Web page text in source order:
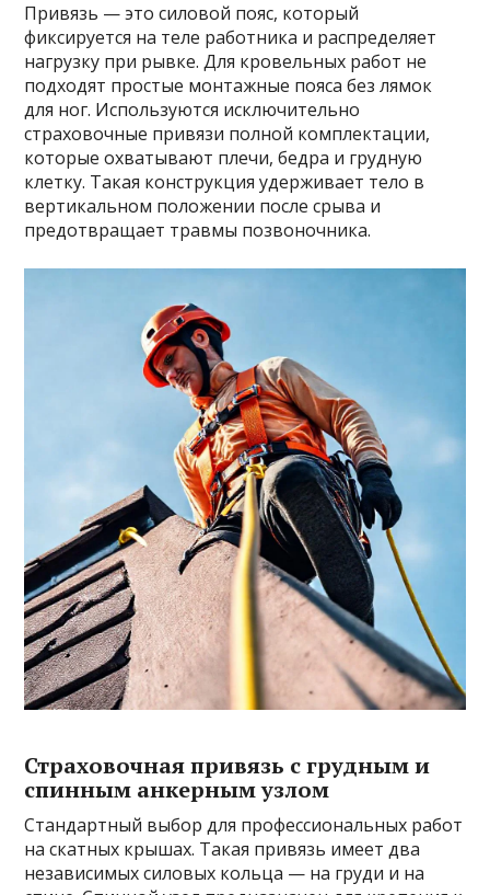
Привязь — это силовой пояс, который
фиксируется на теле работника и распределяет
нагрузку при рывке. Для кровельных работ не
подходят простые монтажные пояса без лямок
для ног. Используются исключительно
страховочные привязи полной комплектации,
которые охватывают плечи, бедра и грудную
клетку. Такая конструкция удерживает тело в
вертикальном положении после срыва и
предотвращает травмы позвоночника.
Страховочная привязь с грудным и
спинным анкерным узлом
Стандартный выбор для профессиональных работ
на скатных крышах. Такая привязь имеет два
независимых силовых кольца — на груди и на